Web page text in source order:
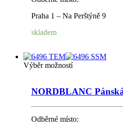
Praha 1 – Na Perštýně 9
skladem
Výběr možností
NORDBLANC
Odběrné místo: